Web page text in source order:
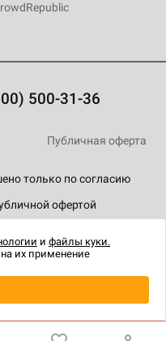
500-31-36
только по согласию
офертой
Публичная оферта
и файлы куки.
их применение